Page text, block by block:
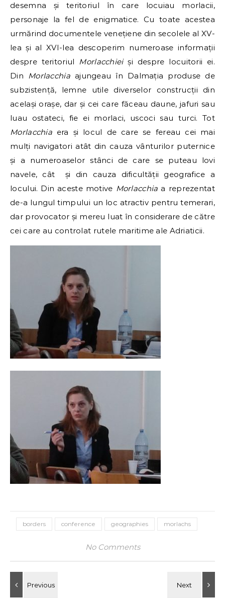
desemna și teritoriul în care locuiau morlacii,
personaje la fel de enigmatice. Cu toate acestea
urmărind documentele venețiene din secolele al XV-
lea și al XVI-lea descoperim numeroase informații
despre teritoriul Morlacchieiși despre locuitorii ei.
Din Morlacchiaajungeau în Dalmația produse de
subzistență, lemne utile diverselor construcții din
același orașe, dar și cei care făceau daune, jafuri sau
luau ostateci, fie ei morlaci, uscoci sau turci. Tot
Morlacchia era și locul de care se fereau cei mai
mulți navigatori atât din cauza vânturilor puternice
și a numeroaselor stânci de care se puteau lovi
navele, cât și din cauza dificultății geografice a
locului. Din aceste motive Morlacchia a reprezentat
de-a lungul timpului un loc atractiv pentru temerari,
dar provocator și mereu luat în considerare de către
cei care au controlat rutele maritime ale Adriaticii.
borders conference geographies morlachs
No Comments